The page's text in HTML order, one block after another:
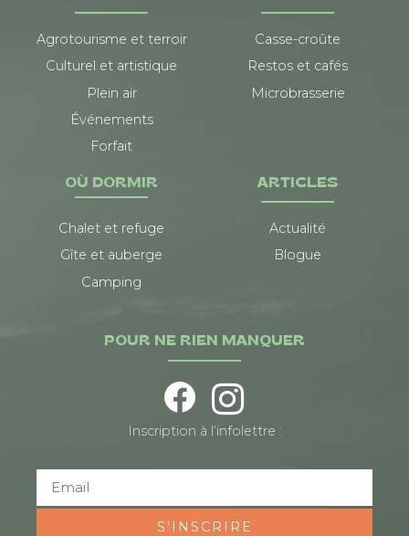
Agrotourisme et terroir
Culturel et artistique
Plein air
Événements
Forfait
Casse-croûte
Restos et cafés
Microbrasserie
OÙ DORMIR
Chalet et refuge
Gîte et auberge
Camping
ARTICLES
Actualité
Blogue
POUR NE RIEN MANQUER
Inscription à l’infolettre :
S'INSCRIRE